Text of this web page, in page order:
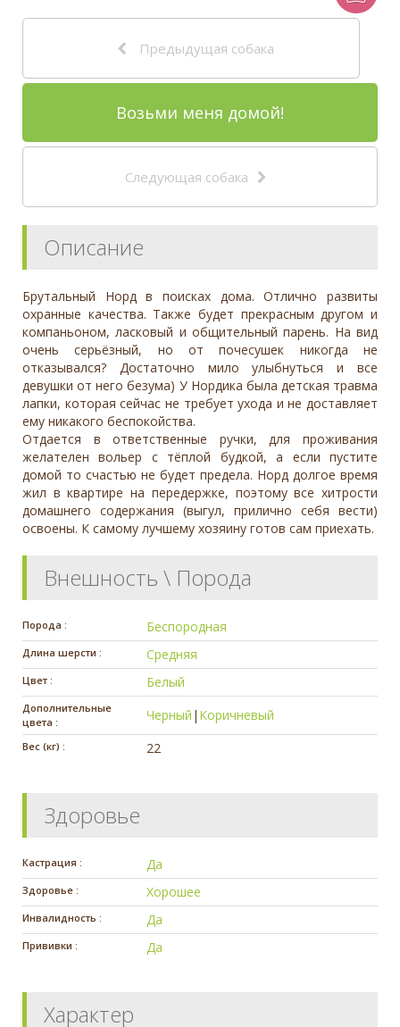
Предыдущая собака
Возьми меня домой!
Следующая собака
Описание
Брутальный Норд в поисках дома. Отлично развиты
охранные качества. Также будет прекрасным другом и
компаньоном, ласковый и общительный парень. На вид
очень серьёзный, но от почесушек никогда не
отказывался? Достаточно мило улыбнуться и все
девушки от него безума) У Нордика была детская травма
лапки, которая сейчас не требует ухода и не доставляет
ему никакого беспокойства.
Отдается в ответственные ручки, для проживания
желателен вольер с тёплой будкой, а если пустите
домой то счастью не будет предела. Норд долгое время
жил в квартире на передержке, поэтому все хитрости
домашнего содержания (выгул, прилично себя вести)
освоены. К самому лучшему хозяину готов сам приехать.
Внешность \ Порода
Порода : Беспородная
Длина шерсти : Средняя
Цвет : Белый
Дополнительные
цвета :
Черный | Коричневый
Вес (кг) : 22
Здоровье
Кастрация : Да
Здоровье : Хорошее
Инвалидность : Да
Прививки : Да
Характер